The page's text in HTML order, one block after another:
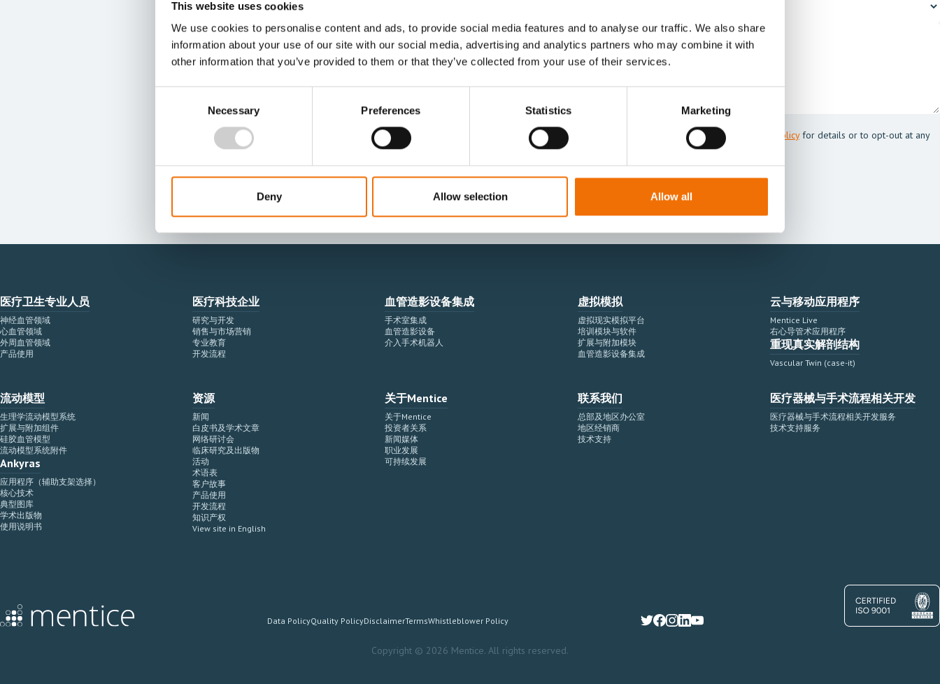
This website uses cookies
We use cookies to personalise content and ads, to provide social media features and to analyse our traffic. We also share
information about your use of our site with our social media, advertising and analytics partners who may combine it with
other information that you’ve provided to them or that they’ve collected from your use of their services.
Necessary Preferences Statistics Marketing
Deny Allow selection Allow all
I agree to allow Mentice to store and process my personal data. See our
Privacy Policyfor details or to opt-out at any
医疗卫生专业人员
神经血管领域
心血管领域
外周血管领域
产品使用
医疗科技企业
研究与开发
销售与市场营销
专业教育
开发流程
血管造影设备集成
手术室集成
血管造影设备
介入手术机器人
虚拟模拟
虚拟现实模拟平台
培训模块与软件
扩展与附加模块
血管造影设备集成
云与移动应用程序
Mentice Live
右心导管术应用程序
重现真实解剖结构
Vascular Twin (case-it)
流动模型
生理学流动模型系统
扩展与附加组件
硅胶血管模型
流动模型系统附件
Ankyras
应用程序（辅助支架选择）
核心技术
典型图库
学术出版物
使用说明书
资源
新闻
白皮书及学术文章
网络研讨会
临床研究及出版物
活动
术语表
客户故事
产品使用
开发流程
知识产权
View site in English
关于Mentice
关于Mentice
投资者关系
新闻媒体
职业发展
可持续发展
联系我们
总部及地区办公室
地区经销商
技术支持
医疗器械与手术流程相关开发
医疗器械与手术流程相关开发服务
技术支持服务
Data PolicyQuality PolicyDisclaimerTermsWhistleblower Policy
Copyright © 2026 Mentice. All rights reserved.